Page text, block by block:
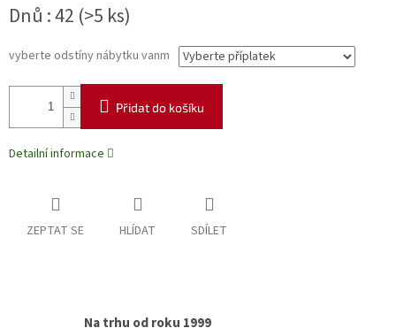
cena:
Dnů : 42 (>5 ks)
vyberte odstíny nábytku vanm
Přidat do košíku
Detailní informace
ZEPTAT SE HLÍDAT SDÍLET
Na trhu od roku 1999